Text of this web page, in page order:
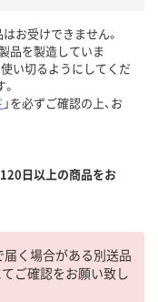
お受けできません。
品を製造していま
い切るようにしてくだ
」を必ずご確認の上、お
日以上の商品をお
く場合がある別送品
ご確認をお願い致し